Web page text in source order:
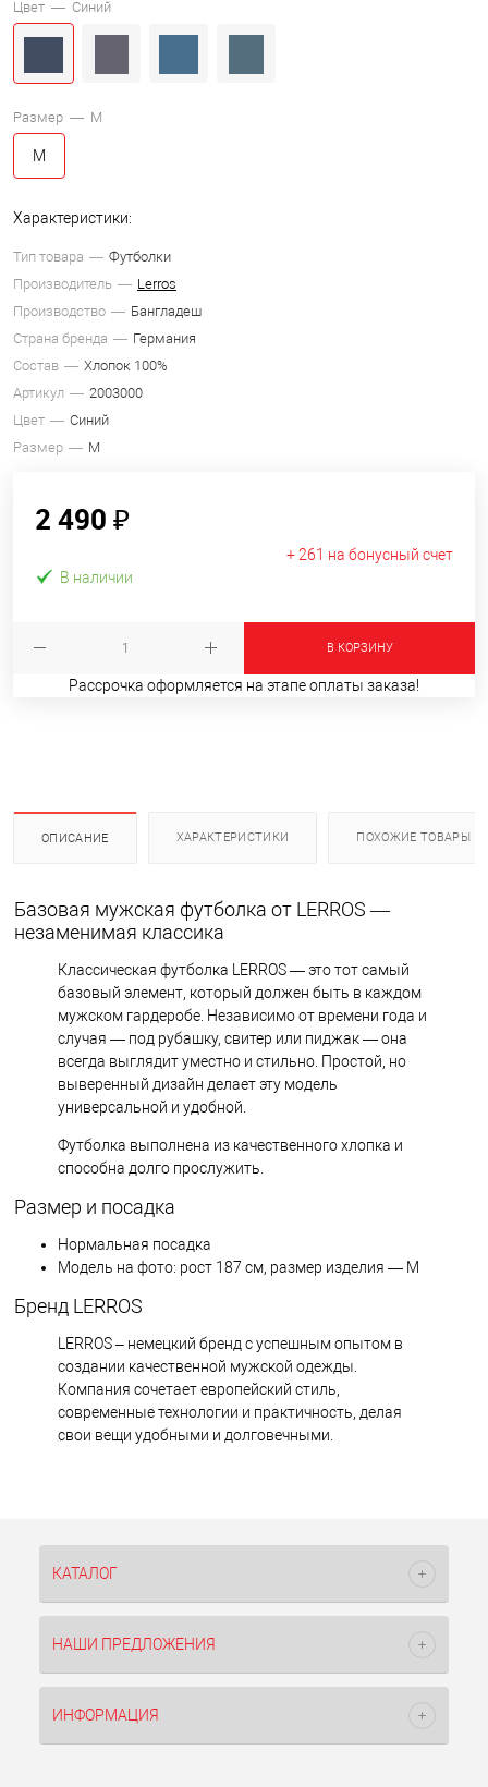
Цвет — Синий
Размер — M
M
Характеристики:
Тип товара
Футболки
Производитель
Lerros
Производство
Бангладеш
Страна бренда
Германия
Состав
Хлопок 100%
Артикул
2003000
Цвет
Синий
Размер
M
2 490 ₽
+ 261 на бонусный счет
В наличии
В КОРЗИНУ
Рассрочка оформляется на этапе оплаты заказа!
ОПИСАНИЕ ХАРАКТЕРИСТИКИ ПОХОЖИЕ ТОВАРЫ
Базовая мужская футболка от LERROS —
незаменимая классика
Классическая футболка LERROS — это тот самый
базовый элемент, который должен быть в каждом
мужском гардеробе. Независимо от времени года и
случая — под рубашку, свитер или пиджак — она
всегда выглядит уместно и стильно. Простой, но
выверенный дизайн делает эту модель
универсальной и удобной.
Футболка выполнена из качественного хлопка и
способна долго прослужить.
Размер и посадка
Нормальная посадка
Модель на фото: рост 187 см, размер изделия — M
Бренд LERROS
LERROS – немецкий бренд с успешным опытом в
создании качественной мужской одежды.
Компания сочетает европейский стиль,
современные технологии и практичность, делая
свои вещи удобными и долговечными.
КАТАЛОГ
НАШИ ПРЕДЛОЖЕНИЯ
ИНФОРМАЦИЯ